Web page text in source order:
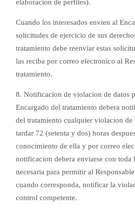
elaboracion de perfiles).
Cuando los interesados envien al
solicitudes de ejercicio de sus
tratamiento debe reenviar estas
las reciba por correo electronico al
tratamiento.
8. Notificacion de violacion de datos
Encargado del tratamiento debera
del tratamiento cualquier violacion de
tardar 72 (setenta y dos) horas
conocimiento de ella y por correo
notificacion debera enviarse con toda
necesaria para permitir al
cuando corresponda, notificar la
control competente.